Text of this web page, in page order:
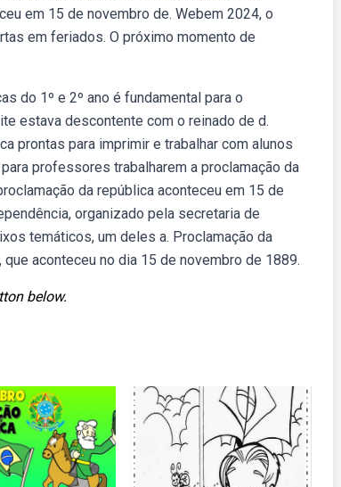
em 15 de novembro de. Webem 2024, o
em feriados. O próximo momento de
do 1º e 2º ano é fundamental para o
estava descontente com o reinado de d.
prontas para imprimir e trabalhar com alunos
professores trabalharem a proclamação da
da república aconteceu em 15 de
organizado pela secretaria de
temáticos, um deles a. Proclamação da
aconteceu no dia 15 de novembro de 1889.
below.